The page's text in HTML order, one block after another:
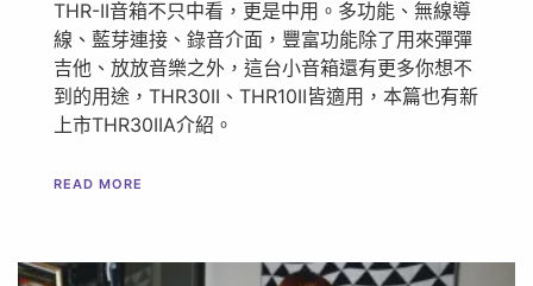
THR-II音箱不只中看，更是中用。多功能、無線導
線、藍芽連接、錄音介面，豐富功能除了用來彈彈
吉他、放放音樂之外，這台小音箱還有更多你想不
到的用途，THR30II、THR10II皆適用，本篇也有新
上市THR30IIA介紹。
READ MORE